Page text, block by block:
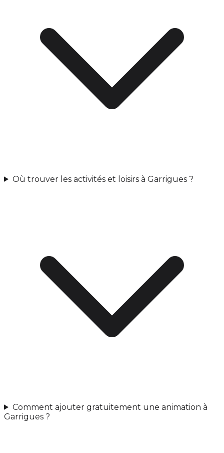
Où trouver les activités et loisirs à Garrigues ?
Comment ajouter gratuitement une animation à
Garrigues ?